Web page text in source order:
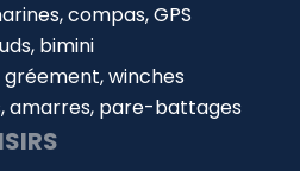
compas, GPS
bimini
gréement, winches
amarres, pare-battages